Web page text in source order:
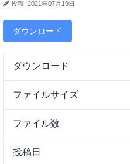
投稿: 2021年07月19日
ダウンロード
ダウンロード
ファイルサイズ
ファイル数
投稿日